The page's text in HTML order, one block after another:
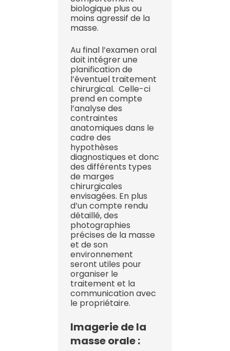
biologique plus ou
moins agressif de la
masse.
Au final l’examen oral
doit intégrer une
planification de
l’éventuel traitement
chirurgical. Celle-ci
prend en compte
l’analyse des
contraintes
anatomiques dans le
cadre des
hypothèses
diagnostiques et donc
des différents types
de marges
chirurgicales
envisagées. En plus
d’un compte rendu
détaillé, des
photographies
précises de la masse
et de son
environnement
seront utiles pour
organiser le
traitement et la
communication avec
le propriétaire.
Imagerie de la
masse orale :